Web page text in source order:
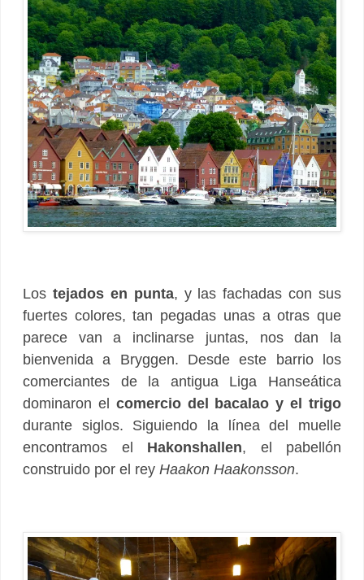
Los tejados en punta, y las fachadas con sus
fuertes colores, tan pegadas unas a otras que
parece van a inclinarse juntas, nos dan la
bienvenida a Bryggen. Desde este barrio los
comerciantes de la antigua Liga Hanseática
dominaron el comercio del bacalao y el trigo
durante siglos. Siguiendo la línea del muelle
encontramos el Hakonshallen, el pabellón
construido por el rey Haakon Haakonsson.